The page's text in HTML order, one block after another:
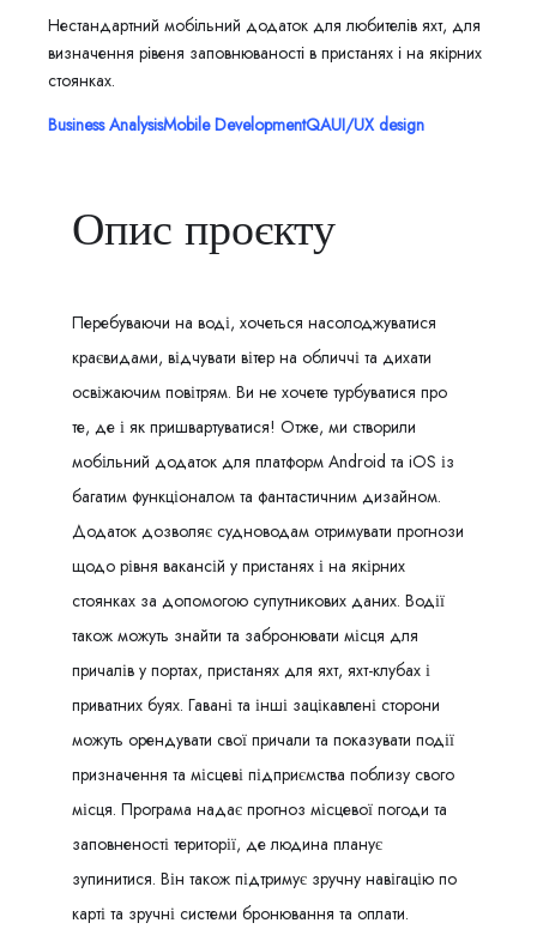
Нестандартний мобільний додаток для любителів яхт, для
визначення рівеня заповнюваності в пристанях і на якірних
стоянках.
Business AnalysisMobile DevelopmentQAUI/UX design
Опис проєкту
Перебуваючи на воді, хочеться насолоджуватися
краєвидами, відчувати вітер на обличчі та дихати
освіжаючим повітрям. Ви не хочете турбуватися про
те, де і як пришвартуватися! Отже, ми створили
мобільний додаток для платформ Android та iOS із
багатим функціоналом та фантастичним дизайном.
Додаток дозволяє судноводам отримувати прогнози
щодо рівня вакансій у пристанях і на якірних
стоянках за допомогою супутникових даних. Водії
також можуть знайти та забронювати місця для
причалів у портах, пристанях для яхт, яхт-клубах і
приватних буях. Гавані та інші зацікавлені сторони
можуть орендувати свої причали та показувати події
призначення та місцеві підприємства поблизу свого
місця. Програма надає прогноз місцевої погоди та
заповненості території, де людина планує
зупинитися. Він також підтримує зручну навігацію по
карті та зручні системи бронювання та оплати.